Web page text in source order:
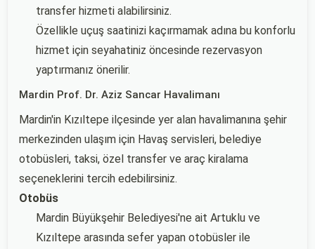
transfer hizmeti alabilirsiniz.
Özellikle uçuş saatinizi kaçırmamak adına bu konforlu
hizmet için seyahatiniz öncesinde rezervasyon
yaptırmanız önerilir.
Mardin Prof. Dr. Aziz Sancar Havalimanı
Mardin'in Kızıltepe ilçesinde yer alan havalimanına şehir
merkezinden ulaşım için Havaş servisleri, belediye
otobüsleri, taksi, özel transfer ve araç kiralama
seçeneklerini tercih edebilirsiniz.
Otobüs
Mardin Büyükşehir Belediyesi'ne ait Artuklu ve
Kızıltepe arasında sefer yapan otobüsler ile